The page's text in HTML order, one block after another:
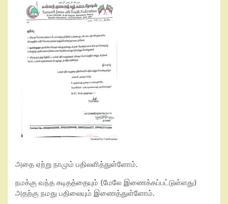
அதை ஏற்று நாமும் பதிலளித்துள்ளோம்.
நமக்கு வந்த கடிதத்தையும் (மேலே இணைக்கப்பட்டுள்ளது)
அதற்கு நமது பதிலையும் இணைத்துள்ளோம்.